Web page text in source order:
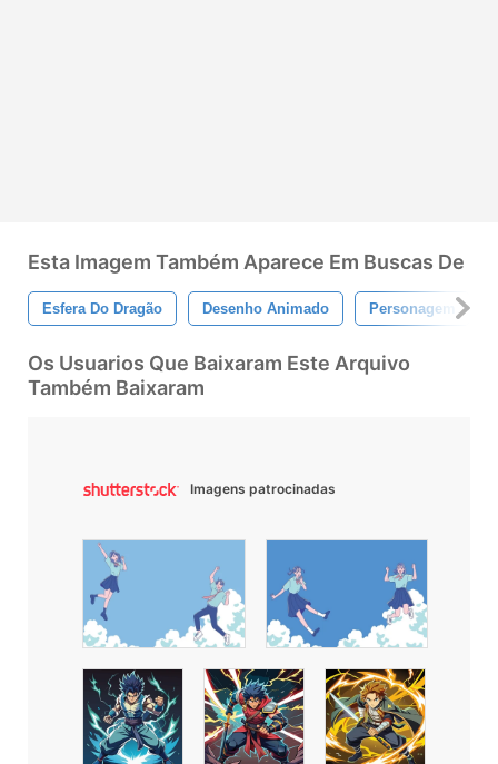
Esta Imagem Também Aparece Em Buscas De
Esfera Do Dragão Desenho Animado Personagem
Os Usuarios Que Baixaram Este Arquivo
Também Baixaram
Imagens patrocinadas